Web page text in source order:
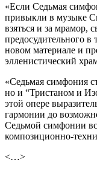
«Если Седьмая
привыкли в музыке
взяться и за мрамор,
предосудительного в
новом материале и
элленистический
«Седьмая симфония
но и “Тристаном и
этой опере
гармонии до
Седьмой симфонии
композиционно-
<…>